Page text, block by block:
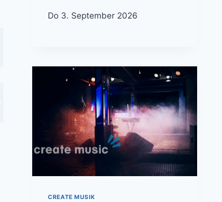
Do 3. September 2026
CREATE MUSIK